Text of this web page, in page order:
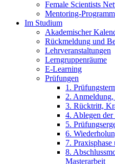
Female Scientists
Mentoring-
Im Studium
Akademischer
Rückmeldung und
Lehrveranstaltungen
Lerngruppenräume
E-Learning
Prüfungen
1.
2.
3. Rücktritt,
4. Ablegen
5.
6.
7.
8.
Masterarbeit